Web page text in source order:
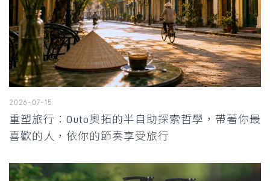
2026-07-15
重塑旅行：Outo奧拓的半自助探索哲學，帶著你最
喜歡的人，依你的節奏享受旅行